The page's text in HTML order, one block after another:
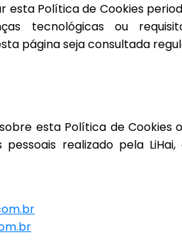
esta Política de Cookies
tecnológicas ou
página seja consultada
esta Política de Cookies
realizado pela